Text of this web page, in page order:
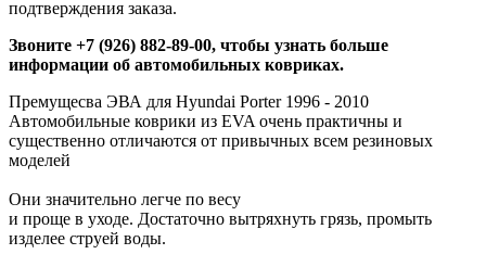
подтверждения заказа.
Звоните +7 (926) 882-89-00, чтобы узнать больше
информации об автомобильных ковриках.
Премущесва ЭВА для Hyundai Porter 1996 - 2010
Автомобильные коврики из EVA очень практичны и
существенно отличаются от привычных всем резиновых
моделей
Они значительно легче по весу
и проще в уходе. Достаточно вытряхнуть грязь, промыть
изделее струей воды.